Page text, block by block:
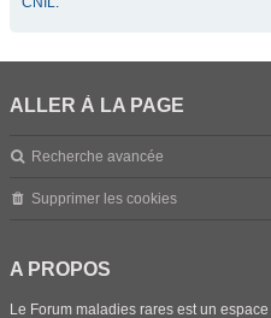
ALLER À LA PAGE
Recherche avancée
Supprimer les cookies
A PROPOS
Le Forum maladies rares est un